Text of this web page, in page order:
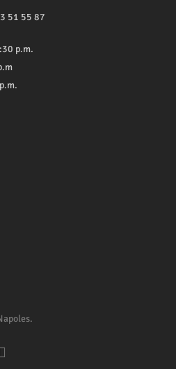
51 55 87
p.m.
email